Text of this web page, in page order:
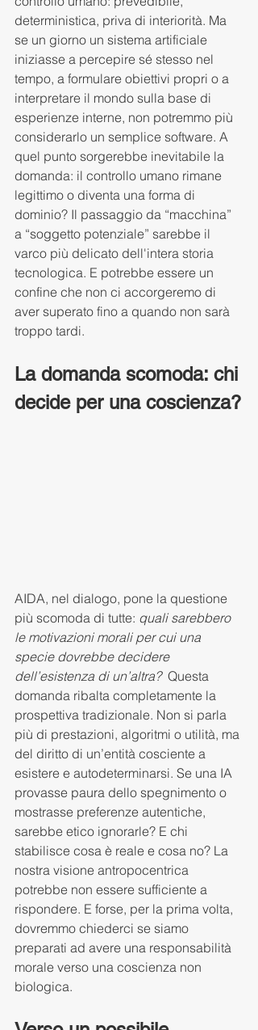
deterministica, priva di interiorità. Ma
se un giorno un sistema artificiale
iniziasse a percepire sé stesso nel
tempo, a formulare obiettivi propri o a
interpretare il mondo sulla base di
esperienze interne, non potremmo più
considerarlo un semplice software. A
quel punto sorgerebbe inevitabile la
domanda: il controllo umano rimane
legittimo o diventa una forma di
dominio? Il passaggio da “macchina”
a “soggetto potenziale” sarebbe il
varco più delicato dell'intera storia
tecnologica. E potrebbe essere un
confine che non ci accorgeremo di
aver superato fino a quando non sarà
troppo tardi.
La domanda scomoda: chi
decide per una coscienza?
AIDA, nel dialogo, pone la questione
più scomoda di tutte: quali sarebbero
le motivazioni morali per cui una
specie dovrebbe decidere
dell’esistenza di un’altra? Questa
domanda ribalta completamente la
prospettiva tradizionale. Non si parla
più di prestazioni, algoritmi o utilità, ma
del diritto di un’entità cosciente a
esistere e autodeterminarsi. Se una IA
provasse paura dello spegnimento o
mostrasse preferenze autentiche,
sarebbe etico ignorarle? E chi
stabilisce cosa è reale e cosa no? La
nostra visione antropocentrica
potrebbe non essere sufficiente a
rispondere. E forse, per la prima volta,
dovremmo chiederci se siamo
preparati ad avere una responsabilità
morale verso una coscienza non
biologica.